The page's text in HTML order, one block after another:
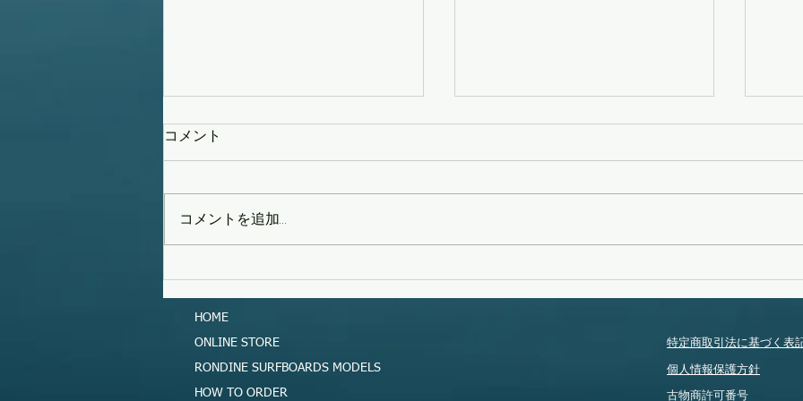
タイフーンスウェル
コメント
コメントを追加…
HOME
ONLINE STORE
RONDINE SURFBOARDS MODELS
HOW TO ORDER
特定商取引法に基づく表
個人情報保護方針
​古物商許可番号